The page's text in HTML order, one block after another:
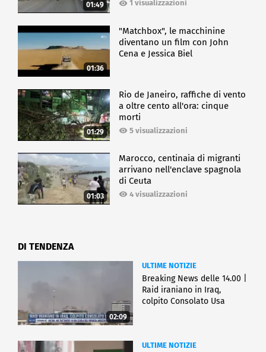
01:49 1 visualizzazioni
01:36
"Matchbox", le macchinine
diventano un film con John
Cena e Jessica Biel
01:29
Rio de Janeiro, raffiche di vento
a oltre cento all'ora: cinque
morti
5 visualizzazioni
01:03
Marocco, centinaia di migranti
arrivano nell'enclave spagnola
di Ceuta
4 visualizzazioni
DI TENDENZA
02:09
ULTIME NOTIZIE
Breaking News delle 14.00 |
Raid iraniano in Iraq,
colpito Consolato Usa
ULTIME NOTIZIE